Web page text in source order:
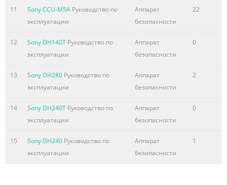
11 Sony CCU-M5A Руководство по
эксплуатации
Аппарат
безопасности
22
12 Sony DH140T Руководство по
эксплуатации
Аппарат
безопасности
0
13 Sony DH280 Руководство по
эксплуатации
Аппарат
безопасности
2
14 Sony DH240T Руководство по
эксплуатации
Аппарат
безопасности
0
15 Sony DH240 Руководство по
эксплуатации
Аппарат
безопасности
1